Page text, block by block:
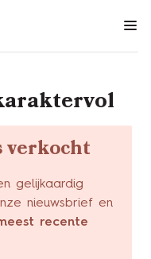
verkocht
gelijkaardig
nieuwsbrief en
recente